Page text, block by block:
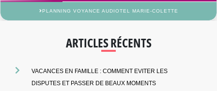
PLANNING VOYANCE AUDIOTEL MARIE-COLETTE
ARTICLES RÉCENTS
VACANCES EN FAMILLE : COMMENT EVITER LES
DISPUTES ET PASSER DE BEAUX MOMENTS